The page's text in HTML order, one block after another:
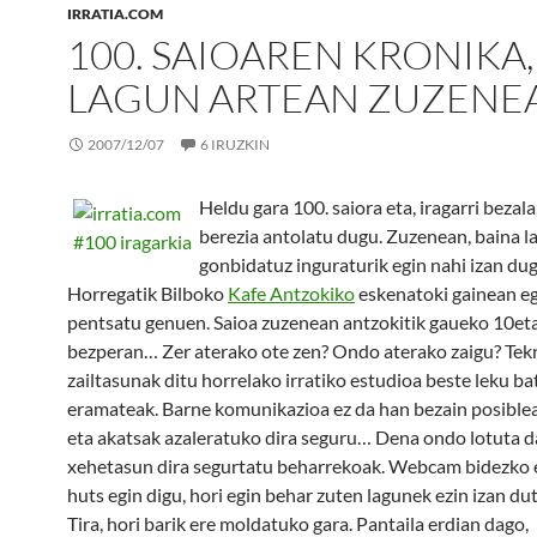
IRRATIA.COM
100. SAIOAREN KRONIKA,
LAGUN ARTEAN
2007/12/07 6 IRUZKIN
Heldu gara 100. saiora eta, iragarri
berezia antolatu dugu. Zuzenean, baina
gonbidatuz inguraturik egin nahi izan
Horregatik Bilboko Kafe Antzokikoeskenatoki gainean
pentsatu genuen. Saioa zuzenean antzokitik gaueko
bezperan… Zer aterako ote zen? Ondo aterako zaigu?
zailtasunak ditu horrelako irratiko estudioa beste leku
eramateak. Barne komunikazioa ez da han bezain
eta akatsak azaleratuko dira seguru… Dena ondo lotuta
xehetasun dira segurtatu beharrekoak. Webcam bidezko
huts egin digu, hori egin behar zuten lagunek ezin izan
Tira, hori barik ere moldatuko gara. Pantaila erdian dago,